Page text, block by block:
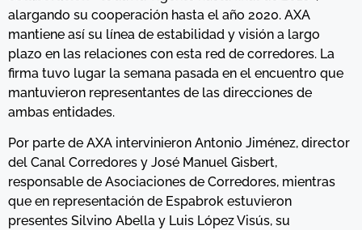
alargando su cooperación hasta el año 2020. AXA
mantiene así su línea de estabilidad y visión a largo
plazo en las relaciones con esta red de corredores. La
firma tuvo lugar la semana pasada en el encuentro que
mantuvieron representantes de las direcciones de
ambas entidades.
Por parte de AXA intervinieron Antonio Jiménez, director
del Canal Corredores y José Manuel Gisbert,
responsable de Asociaciones de Corredores, mientras
que en representación de Espabrok estuvieron
presentes Silvino Abella y Luis López Visús, su